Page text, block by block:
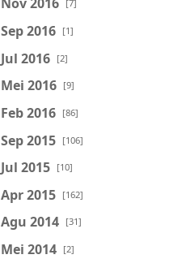
[7]
Sep 2016 [1]
Jul 2016 [2]
Mei 2016 [9]
Feb 2016 [86]
Sep 2015 [106]
Jul 2015 [10]
Apr 2015 [162]
Agu 2014 [31]
Mei 2014 [2]